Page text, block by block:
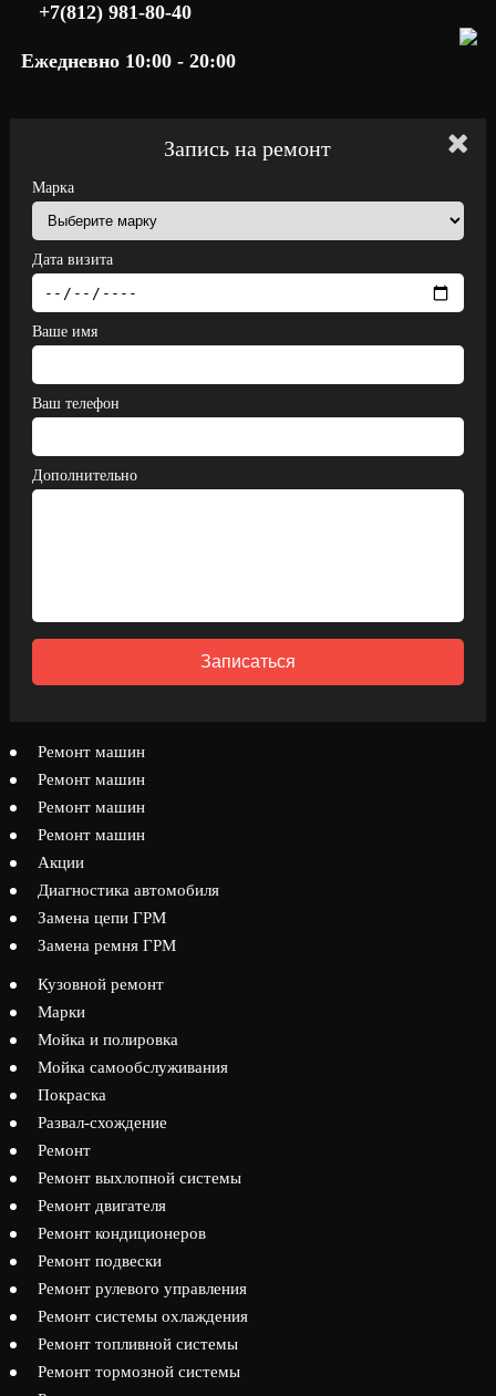
+7(812) 981-80-40
Ежедневно 10:00 - 20:00
Запись на ремонт
Марка
Дата визита
Ваше имя
Ваш телефон
Дополнительно
Записаться
Ремонт машин
Ремонт машин
Ремонт машин
Ремонт машин
Акции
Диагностика автомобиля
Замена цепи ГРМ
Замена ремня ГРМ
Кузовной ремонт
Марки
Мойка и полировка
Мойка самообслуживания
Покраска
Развал-схождение
Ремонт
Ремонт выхлопной системы
Ремонт двигателя
Ремонт кондиционеров
Ремонт подвески
Ремонт рулевого управления
Ремонт системы охлаждения
Ремонт топливной системы
Ремонт тормозной системы